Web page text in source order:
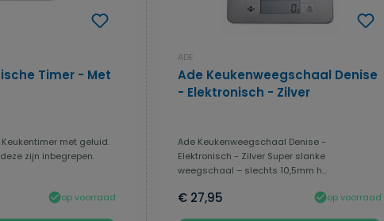
Timer - Met
met geluid.
zijn inbegrepen.
op voorraad
ADE
Ade Keukenweegschaal Denise
- Elektronisch - Zilver
Ade Keukenweegschaal Denise -
Elektronisch - Zilver Super slanke
weegschaal – slechts 10,5mm h...
€ 27,95 op voorraad